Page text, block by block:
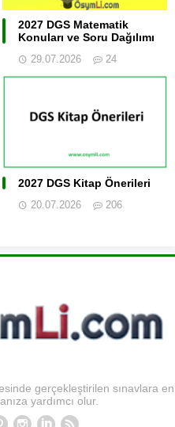
2027 DGS Matematik
Konuları ve Soru Dağılımı
29.07.2026 24
2027 DGS Kitap Önerileri
20.07.2026 206
gerçekleştirilen sınavlara en
yardımcı olur.